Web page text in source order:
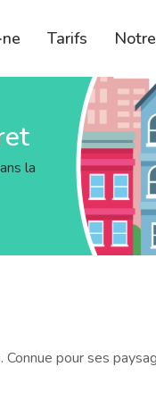
Tarifs
la
pour ses